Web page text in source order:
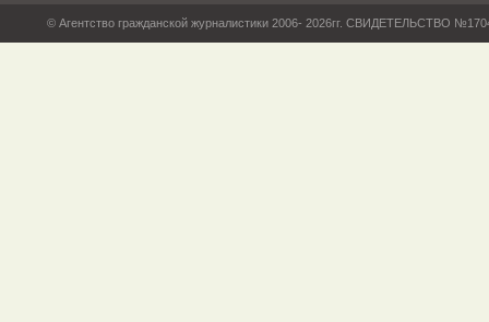
© Агентство гражданской журналистики 2006- 2026гг. СВИДЕТЕЛЬСТВО